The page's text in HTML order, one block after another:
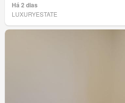
Há 2 dias
LUXURYESTATE